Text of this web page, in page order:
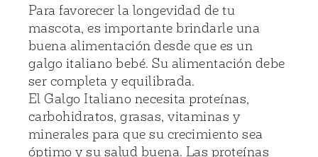
Para favorecer la longevidad de tu
mascota, es importante brindarle una
buena alimentación desde que es un
galgo italiano bebé. Su alimentación debe
ser completa y equilibrada.
El Galgo Italiano necesita proteínas,
carbohidratos, grasas, vitaminas y
minerales para que su crecimiento sea
óptimo y su salud buena. Las proteínas